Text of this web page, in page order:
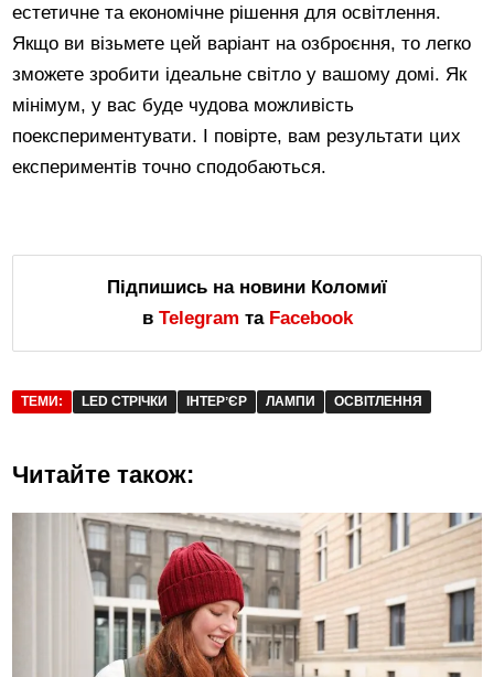
естетичне та економічне рішення для освітлення.
Якщо ви візьмете цей варіант на озброєння, то легко
зможете зробити ідеальне світло у вашому домі. Як
мінімум, у вас буде чудова можливість
поекспериментувати. І повірте, вам результати цих
експериментів точно сподобаються.
Підпишись на новини Коломиї
в Telegram та Facebook
ТЕМИ: LED СТРІЧКИ ІНТЕРʼЄР ЛАМПИ ОСВІТЛЕННЯ
Читайте також: